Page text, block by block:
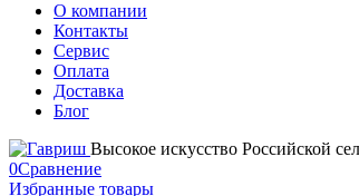
О компании
Контакты
Сервис
Оплата
Доставка
Блог
Высокое искусство Российской
0Сравнение
Избранные товары